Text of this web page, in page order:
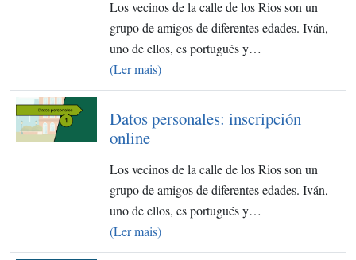
Los vecinos de la calle de los Rios son un
grupo de amigos de diferentes edades. Iván,
uno de ellos, es portugués y…
(Ler mais)
Datos personales: inscripción
online
Los vecinos de la calle de los Rios son un
grupo de amigos de diferentes edades. Iván,
uno de ellos, es portugués y…
(Ler mais)